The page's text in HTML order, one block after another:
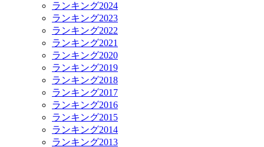
ランキング2024
ランキング2023
ランキング2022
ランキング2021
ランキング2020
ランキング2019
ランキング2018
ランキング2017
ランキング2016
ランキング2015
ランキング2014
ランキング2013